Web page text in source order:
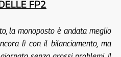
FP2
la monoposto è andata meglio
lì con il bilanciamento, ma